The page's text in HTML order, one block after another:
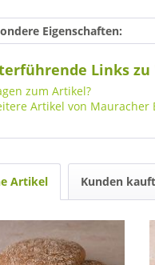
Eigenschaften:
Links
zum Artikel?
Artikel von Mauracher
Artikel Kunden